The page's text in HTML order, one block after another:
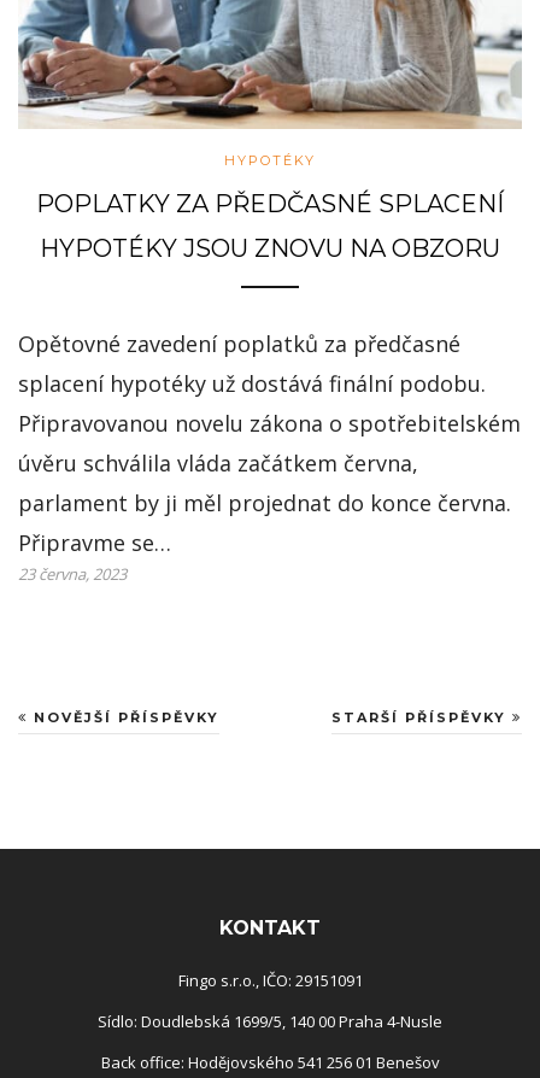
HYPOTÉKY
POPLATKY ZA PŘEDČASNÉ SPLACENÍ
HYPOTÉKY JSOU ZNOVU NA OBZORU
Opětovné zavedení poplatků za předčasné
splacení hypotéky už dostává finální podobu.
Připravovanou novelu zákona o spotřebitelském
úvěru schválila vláda začátkem června,
parlament by ji měl projednat do konce června.
Připravme se…
23 června, 2023
STARŠÍ PŘÍSPĚVKY
NOVĚJŠÍ PŘÍSPĚVKY
KONTAKT
Fingo s.r.o., IČO: 29151091
Sídlo: Doudlebská 1699/5, 140 00 Praha 4-Nusle
Back office: Hodějovského 541 256 01 Benešov